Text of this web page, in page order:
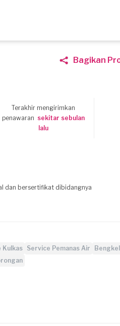
Bagikan
Terakhir mengirimkan
penawaran sekitar sebulan
lalu
dan bersertifikat dibidangnya
Kulkas Service Pemanas Air